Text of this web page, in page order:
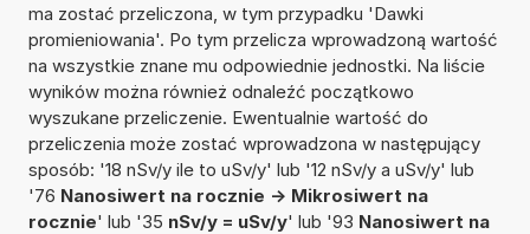
ma zostać przeliczona, w tym przypadku 'Dawki
promieniowania'. Po tym przelicza wprowadzoną wartość
na wszystkie znane mu odpowiednie jednostki. Na liście
wyników można również odnaleźć początkowo
wyszukane przeliczenie. Ewentualnie wartość do
przeliczenia może zostać wprowadzona w następujący
sposób: '18 nSv/y ile to uSv/y' lub '12 nSv/y a uSv/y' lub
'76 Nanosiwert na rocznie -> Mikrosiwert na
rocznie' lub '35 nSv/y = uSv/y' lub '93 Nanosiwert na